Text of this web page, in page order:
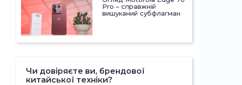
Pro – справжній
вишуканий субфлагман
Чи довіряєте ви, брендової
китайської техніки?